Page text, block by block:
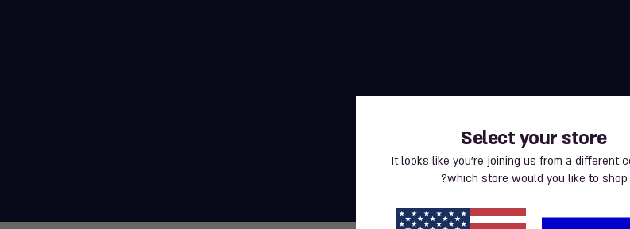
Select your store
It looks like you’re joining us from a different
which store would you like to shop?